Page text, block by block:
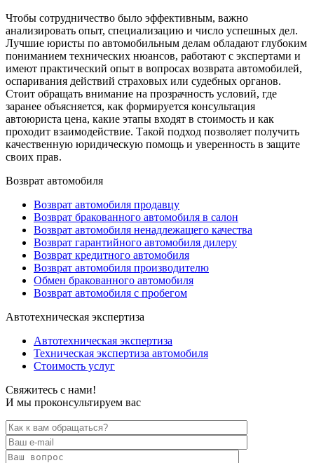
Чтобы сотрудничество было эффективным, важно
анализировать опыт, специализацию и число успешных дел.
Лучшие юристы по автомобильным делам обладают глубоким
пониманием технических нюансов, работают с экспертами и
имеют практический опыт в вопросах возврата автомобилей,
оспаривания действий страховых или судебных органов.
Стоит обращать внимание на прозрачность условий, где
заранее объясняется, как формируется консультация
автоюриста цена, какие этапы входят в стоимость и как
проходит взаимодействие. Такой подход позволяет получить
качественную юридическую помощь и уверенность в защите
своих прав.
Возврат автомобиля
Возврат автомобиля продавцу
Возврат бракованного автомобиля в салон
Возврат автомобиля ненадлежащего качества
Возврат гарантийного автомобиля дилеру
Возврат кредитного автомобиля
Возврат автомобиля производителю
Обмен бракованного автомобиля
Возврат автомобиля с пробегом
Автотехническая экспертиза
Автотехническая экспертиза
Техническая экспертиза автомобиля
Стоимость услуг
Свяжитесь с нами!
И мы проконсультируем вас